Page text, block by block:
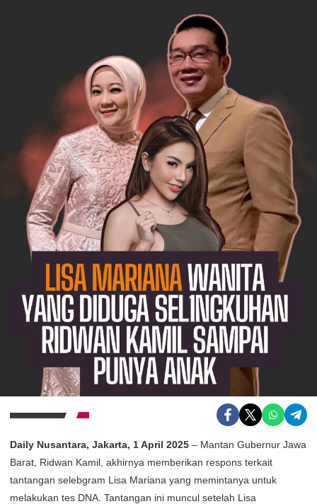
Daily Nusantara, Jakarta, 1 April 2025 – Mantan Gubernur Jawa
Barat, Ridwan Kamil, akhirnya memberikan respons terkait
tantangan selebgram Lisa Mariana yang memintanya untuk
melakukan tes DNA. Tantangan ini muncul setelah Lisa